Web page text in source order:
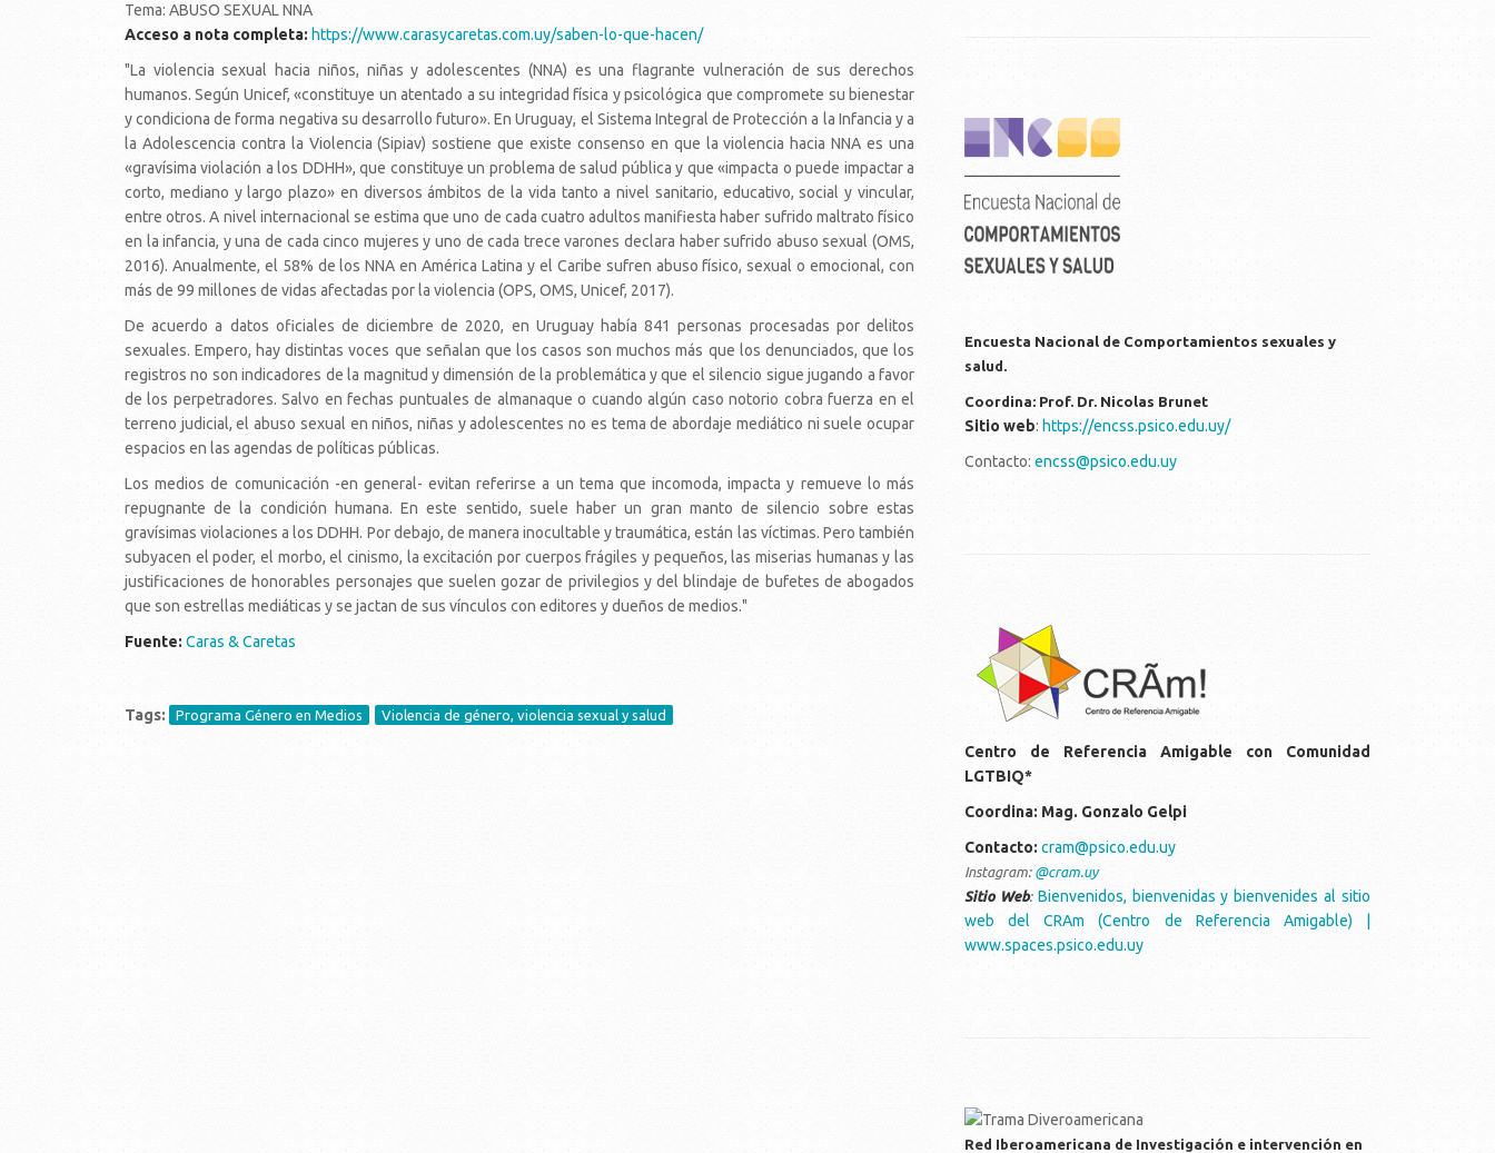
Tema: ABUSO SEXUAL NNA
Acceso a nota completa: https://www.carasycaretas.com.uy/saben-lo-que-hacen/
"La violencia sexual hacia niños, niñas y adolescentes (NNA) es una flagrante vulneración de sus derechos
humanos. Según Unicef, «constituye un atentado a su integridad física y psicológica que compromete su bienestar
y condiciona de forma negativa su desarrollo futuro». En Uruguay, el Sistema Integral de Protección a la Infancia y a
la Adolescencia contra la Violencia (Sipiav) sostiene que existe consenso en que la violencia hacia NNA es una
«gravísima violación a los DDHH», que constituye un problema de salud pública y que «impacta o puede impactar a
corto, mediano y largo plazo» en diversos ámbitos de la vida tanto a nivel sanitario, educativo, social y vincular,
entre otros. A nivel internacional se estima que uno de cada cuatro adultos manifiesta haber sufrido maltrato físico
en la infancia, y una de cada cinco mujeres y uno de cada trece varones declara haber sufrido abuso sexual (OMS,
2016). Anualmente, el 58% de los NNA en América Latina y el Caribe sufren abuso físico, sexual o emocional, con
más de 99 millones de vidas afectadas por la violencia (OPS, OMS, Unicef, 2017).
De acuerdo a datos oficiales de diciembre de 2020, en Uruguay había 841 personas procesadas por delitos
sexuales. Empero, hay distintas voces que señalan que los casos son muchos más que los denunciados, que los
registros no son indicadores de la magnitud y dimensión de la problemática y que el silencio sigue jugando a favor
de los perpetradores. Salvo en fechas puntuales de almanaque o cuando algún caso notorio cobra fuerza en el
terreno judicial, el abuso sexual en niños, niñas y adolescentes no es tema de abordaje mediático ni suele ocupar
espacios en las agendas de políticas públicas.
Los medios de comunicación -en general- evitan referirse a un tema que incomoda, impacta y remueve lo más
repugnante de la condición humana. En este sentido, suele haber un gran manto de silencio sobre estas
gravísimas violaciones a los DDHH. Por debajo, de manera inocultable y traumática, están las víctimas. Pero también
subyacen el poder, el morbo, el cinismo, la excitación por cuerpos frágiles y pequeños, las miserias humanas y las
justificaciones de honorables personajes que suelen gozar de privilegios y del blindaje de bufetes de abogados
que son estrellas mediáticas y se jactan de sus vínculos con editores y dueños de medios."
Fuente: Caras & Caretas
Tags: Programa Género en Medios Violencia de género, violencia sexual y salud
vertical_color_fondo_transparente.png
Encuesta Nacional de Comportamientos sexuales y
salud.
Coordina: Prof. Dr. Nicolas Brunet
Sitio web: https://encss.psico.edu.uy/
Contacto: encss@psico.edu.uy
logos-cram.png
Centro de Referencia Amigable con Comunidad
LGTBIQ*
Coordina: Mag. Gonzalo Gelpi
Contacto: cram@psico.edu.uy
Instagram: @cram.uy
Sitio Web: Bienvenidos, bienvenidas y bienvenides al sitio
web del CRAm (Centro de Referencia Amigable) |
www.spaces.psico.edu.uy
Red Iberoamericana de Investigación e intervención en